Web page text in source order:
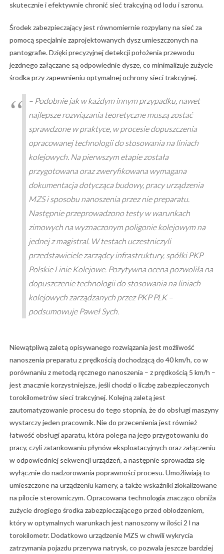
skutecznie i efektywnie chronić sieć trakcyjną od lodu i szronu.
Środek zabezpieczający jest równomiernie rozpylany na sieć za
pomocą specjalnie zaprojektowanych dysz umieszczonych na
pantografie. Dzięki precyzyjnej detekcji położenia przewodu
jezdnego załączane są odpowiednie dysze, co minimalizuje zużycie
środka przy zapewnieniu optymalnej ochrony sieci trakcyjnej.
– Podobnie jak w każdym innym przypadku, nawet
najlepsze rozwiązania teoretyczne muszą zostać
sprawdzone w praktyce, w procesie dopuszczenia
opracowanej technologii do stosowania na liniach
kolejowych. Na pierwszym etapie została
przygotowana oraz zweryfikowana wymagana
dokumentacja dotycząca budowy, pracy urządzenia
MZS i sposobu nanoszenia przez nie preparatu.
Następnie przeprowadzono testy w warunkach
zimowych na wyznaczonym poligonie kolejowym na
jednej z magistral. W testach uczestniczyli
przedstawiciele zarządcy infrastruktury, spółki PKP
Polskie Linie Kolejowe. Pozytywna ocena pozwoliła na
dopuszczenie technologii do stosowania na liniach
kolejowych zarządzanych przez PKP PLK –
podsumowuje Paweł Sych.
Niewątpliwą zaletą opisywanego rozwiązania jest możliwość
nanoszenia preparatu z prędkością dochodzącą do 40 km/h, co w
porównaniu z metodą ręcznego nanoszenia – z prędkością 5 km/h –
jest znacznie korzystniejsze, jeśli chodzi o liczbę zabezpieczonych
torokilometrów sieci trakcyjnej. Kolejną zaletą jest
zautomatyzowanie procesu do tego stopnia, że do obsługi maszyny
wystarczy jeden pracownik. Nie do przecenienia jest również
łatwość obsługi aparatu, która polega na jego przygotowaniu do
pracy, czyli zatankowaniu płynów eksploatacyjnych oraz załączeniu
w odpowiedniej sekwencji urządzeń, a następnie sprowadza się
wyłącznie do nadzorowania poprawności procesu. Umożliwiają to
umieszczone na urządzeniu kamery, a także wskaźniki zlokalizowane
na pilocie sterowniczym. Opracowana technologia znacząco obniża
zużycie drogiego środka zabezpieczającego przed oblodzeniem,
który w optymalnych warunkach jest nanoszony w ilości 2 l na
torokilometr. Dodatkowo urządzenie MZS w chwili wykrycia
zatrzymania pojazdu przerywa natrysk, co pozwala jeszcze bardziej